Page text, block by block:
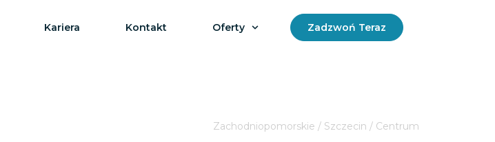
Kariera Kontakt Oferty Zadzwoń Teraz
Zachodniopomorskie / Szczecin / Centrum